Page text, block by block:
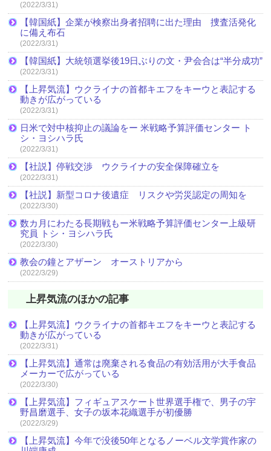
(2022/3/31)
【韓国紙】企業が検察出身者招聘に出た理由 捜査活発化
に備え布石
(2022/3/31)
【韓国紙】大統領選挙後19日ぶりの文・尹会合は“半分成功”
(2022/3/31)
【上昇気流】ウクライナの首都キエフをキーウと表記する
動きが広がっている
(2022/3/31)
日米で対中核抑止の議論をー 米戦略予算評価センター ト
シ・ヨシハラ氏
(2022/3/31)
【社説】停戦交渉 ウクライナの安全保障確立を
(2022/3/31)
【社説】新型コロナ後遺症 リスクや労災認定の周知を
(2022/3/30)
数カ月にわたる長期戦もー米戦略予算評価センター上級研
究員 トシ・ヨシハラ氏
(2022/3/30)
教会の鐘とアザーン オーストリアから
(2022/3/29)
上昇気流のほかの記事
【上昇気流】ウクライナの首都キエフをキーウと表記する
動きが広がっている
(2022/3/31)
【上昇気流】通常は廃棄される食品の有効活用が大手食品
メーカーで広がっている
(2022/3/30)
【上昇気流】フィギュアスケート世界選手権で、男子の宇
野昌磨選手、女子の坂本花織選手が初優勝
(2022/3/29)
【上昇気流】今年で没後50年となるノーベル文学賞作家の